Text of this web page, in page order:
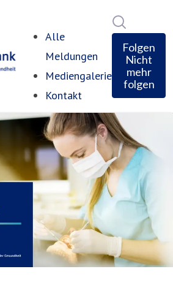
Alle
Meldungen
Mediengalerie
Kontakt
Folgen
Nicht
mehr
folgen